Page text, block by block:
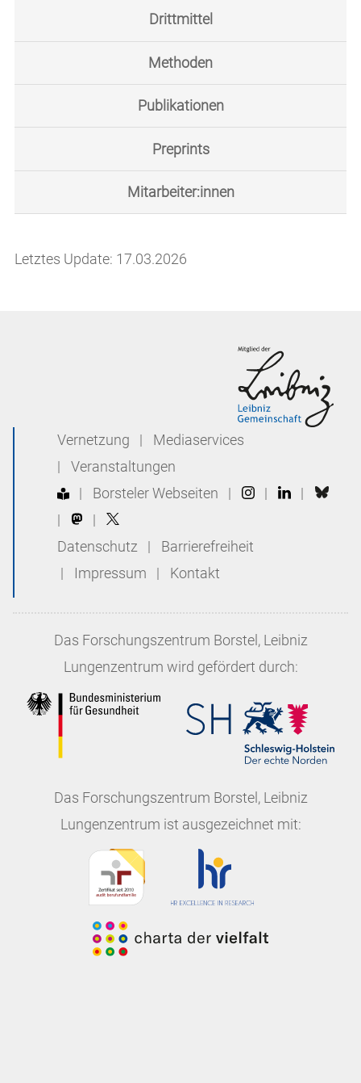
Drittmittel
Methoden
Publikationen
Preprints
Mitarbeiter:innen
Letztes Update: 17.03.2026
Vernetzung
Mediaservices
Veranstaltungen
|
Borsteler Webseiten
Datenschutz|
Barrierefreiheit
Impressum Kontakt
Das Forschungszentrum Borstel, Leibniz
Lungenzentrum wird gefördert durch:
Das Forschungszentrum Borstel, Leibniz
Lungenzentrum ist ausgezeichnet mit: